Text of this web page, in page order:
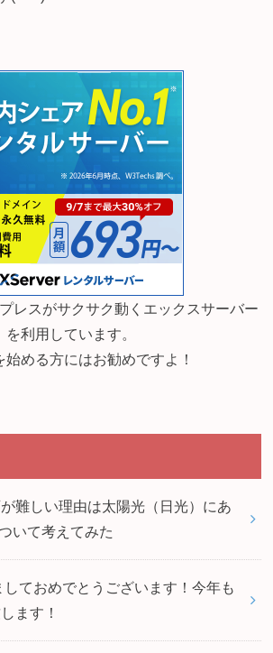
レスがサクサク動くエックスサーバー
を利用しています。
始める方にはお勧めですよ！
難しい理由は太陽光（日光）にあ
いて考えてみた
しておめでとうございます！今年も
ます！